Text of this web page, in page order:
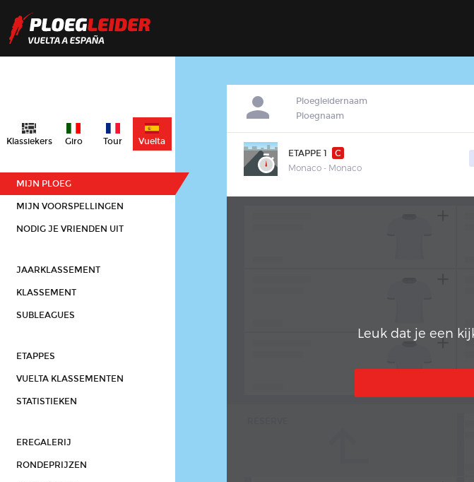
Klassiekers Giro Tour Vuelta
MIJN PLOEG
MIJN VOORSPELLINGEN
NODIG JE VRIENDEN UIT
JAARKLASSEMENT
KLASSEMENT
SUBLEAGUES
ETAPPES
VUELTA KLASSEMENTEN
STATISTIEKEN
EREGALERIJ
RONDEPRIJZEN
Ploegleidernaam
Ploegnaam
ETAPPE 1
C
Monaco - Monaco
Leuk dat je een